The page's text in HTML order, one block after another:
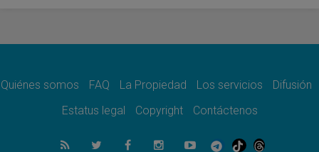
08.08.2026
08.08.2026
del Buen Consejo de Genazzano
Filipinas: el Vicariato Apostólico de Calapán
Quiénes somos FAQ La Propiedad Los servicios
Difusión
Estatus legal
Copyright Contáctenos